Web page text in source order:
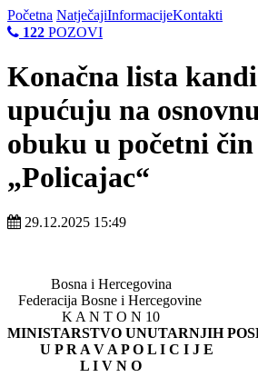
Početna NatječajiInformacijeKontakti
122 POZOVI
Konačna lista
upućuju na
obuku u početni čin
„Policajac“
29.12.2025 15:49
Bosna i Hercegovina
Federacija Bosne i Hercegovine
K A N T O N 10
MINISTARSTVO UNUTARNJIH
U P R A V A P O L I C I J E
L I V N O